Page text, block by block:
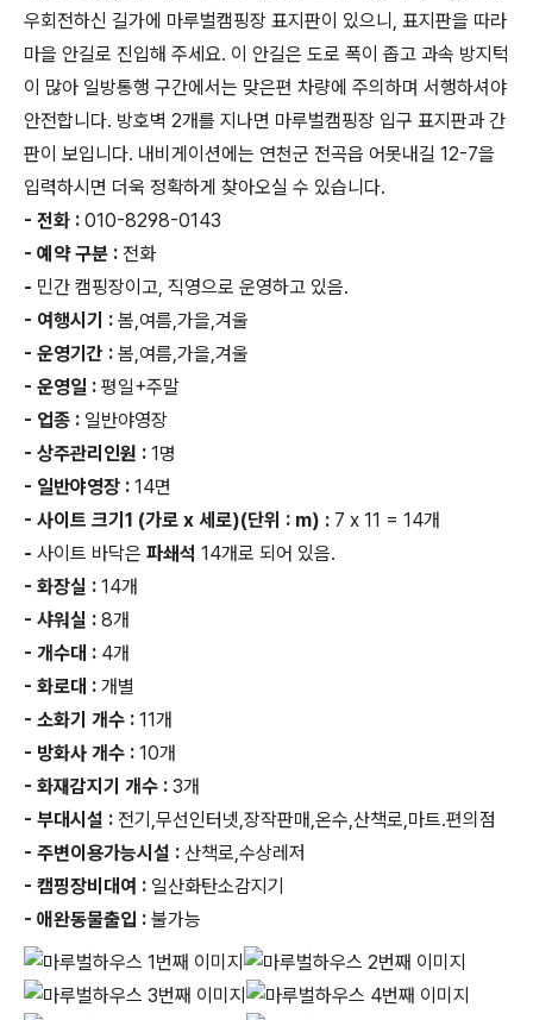
우회전하신 길가에 마루벌캠핑장 표지판이 있으니, 표지판을 따라
마을 안길로 진입해 주세요. 이 안길은 도로 폭이 좁고 과속 방지턱
이 많아 일방통행 구간에서는 맞은편 차량에 주의하며 서행하셔야
안전합니다. 방호벽 2개를 지나면 마루벌캠핑장 입구 표지판과 간
판이 보입니다. 내비게이션에는 연천군 전곡읍 어못내길 12-7을
입력하시면 더욱 정확하게 찾아오실 수 있습니다.
- 전화 : 010-8298-0143
- 예약 구분 : 전화
- 민간 캠핑장이고, 직영으로 운영하고 있음.
- 여행시기 : 봄,여름,가을,겨울
- 운영기간 : 봄,여름,가을,겨울
- 운영일 : 평일+주말
- 업종 : 일반야영장
- 상주관리인원 : 1명
- 일반야영장 : 14면
- 사이트 크기1 (가로 x 세로)(단위 : m) : 7 x 11 = 14개
- 사이트 바닥은 파쇄석 14개로 되어 있음.
- 화장실 : 14개
- 샤워실 : 8개
- 개수대 : 4개
- 화로대 : 개별
- 소화기 개수 : 11개
- 방화사 개수 : 10개
- 화재감지기 개수 : 3개
- 부대시설 : 전기,무선인터넷,장작판매,온수,산책로,마트.편의점
- 주변이용가능시설 : 산책로,수상레저
- 캠핑장비대여 : 일산화탄소감지기
- 애완동물출입 : 불가능